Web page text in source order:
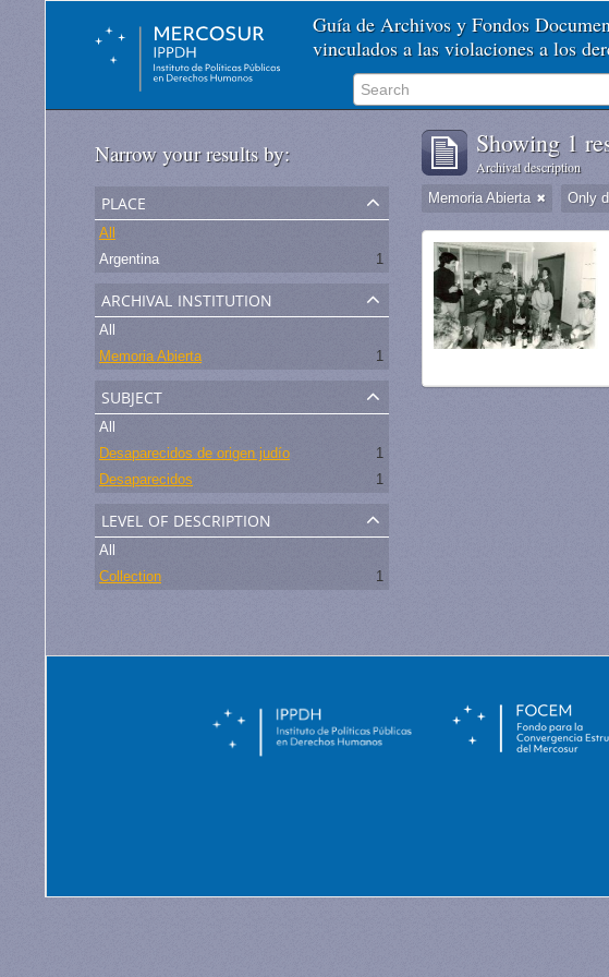
Guía de Archivos y Fondos
vinculados a las violaciones a los
Narrow your results by:
place
All
Argentina
1
archival institution
All
Memoria Abierta
1
subject
All
Desaparecidos de origen judío
1
Desaparecidos
1
level of description
All
Collection
1
Showing 1
Archival description
Memoria Abierta Only